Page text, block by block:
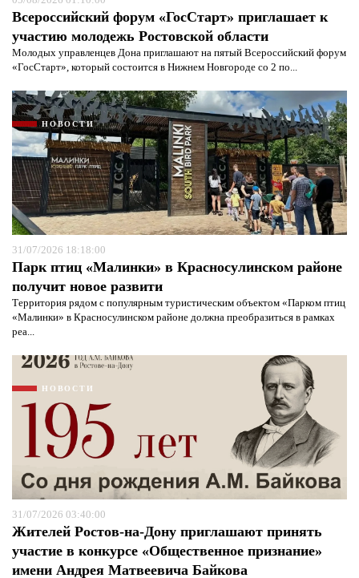
Всероссийский форум «ГосСтарт» приглашает к
участию молодежь Ростовской области
Молодых управленцев Дона приглашают на пятый Всероссийский форум
«ГосСтарт», который состоится в Нижнем Новгороде со 2 по...
НОВОСТИ
31/07/2026 18:18:00
Парк птиц «Малинки» в Красносулинском районе
получит новое развити
Территория рядом с популярным туристическим объектом «Парком птиц
«Малинки» в Красносулинском районе должна преобразиться в рамках
реа...
НОВОСТИ
31/07/2026 03:40:00
Жителей Ростов-на-Дону приглашают принять
участие в конкурсе «Общественное признание»
имени Андрея Матвеевича Байкова